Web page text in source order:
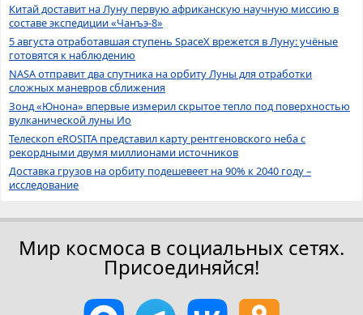
Китай доставит на Луну первую африканскую научную миссию в
составе экспедиции «Чанъэ-8»
5 августа отработавшая ступень SpaceX врежется в Луну: учёные
готовятся к наблюдению
NASA отправит два спутника на орбиту Луны для отработки
сложных маневров сближения
Зонд «Юнона» впервые измерил скрытое тепло под поверхностью
вулканической луны Ио
Телескоп eROSITA представил карту рентгеновского неба с
рекордными двумя миллионами источников
Доставка грузов на орбиту подешевеет на 90% к 2040 году –
исследование
Мир космоса в социальных сетях.
Присоединяйся!